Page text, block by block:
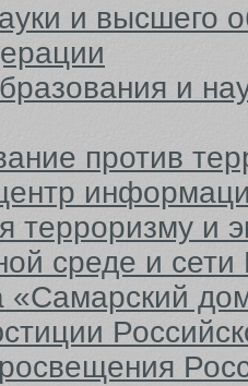
и высшего
и
против
терроризму и
среде и сети
«Самарский